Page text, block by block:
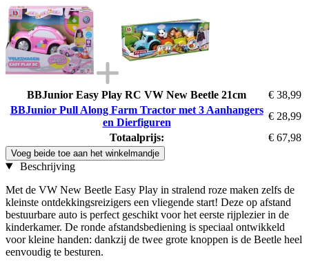
BBJunior Easy Play RC VW New Beetle 21cm
€ 38,99
BBJunior Pull Along Farm Tractor met 3 Aanhangers
en Dierfiguren
€ 28,99
Totaalprijs:
€ 67,98
Voeg beide toe aan het winkelmandje
Beschrijving
Met de VW New Beetle Easy Play in stralend roze maken zelfs de
kleinste ontdekkingsreizigers een vliegende start! Deze op afstand
bestuurbare auto is perfect geschikt voor het eerste rijplezier in de
kinderkamer. De ronde afstandsbediening is speciaal ontwikkeld
voor kleine handen: dankzij de twee grote knoppen is de Beetle heel
eenvoudig te besturen.